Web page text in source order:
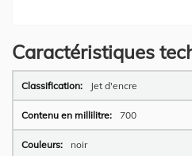
Caractéristiques
Plus
d’information
Jet d'encre
700
noir